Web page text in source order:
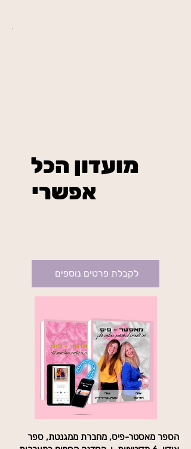
מועדון הכל
אפשרי
לקבלת פרטים נוספים
הספר מאסטר-פיס, מחברת ממגנטת, ספר